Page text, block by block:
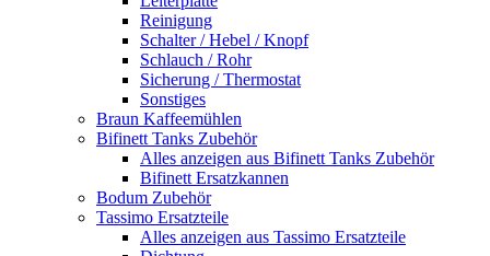
Reinigung
Schalter / Hebel / Knopf
Schlauch / Rohr
Sicherung / Thermostat
Sonstiges
Braun Kaffeemühlen
Bifinett Tanks Zubehör
Alles anzeigen aus Bifinett Tanks Zubehör
Bifinett Ersatzkannen
Bodum Zubehör
Tassimo Ersatzteile
Alles anzeigen aus Tassimo Ersatzteile